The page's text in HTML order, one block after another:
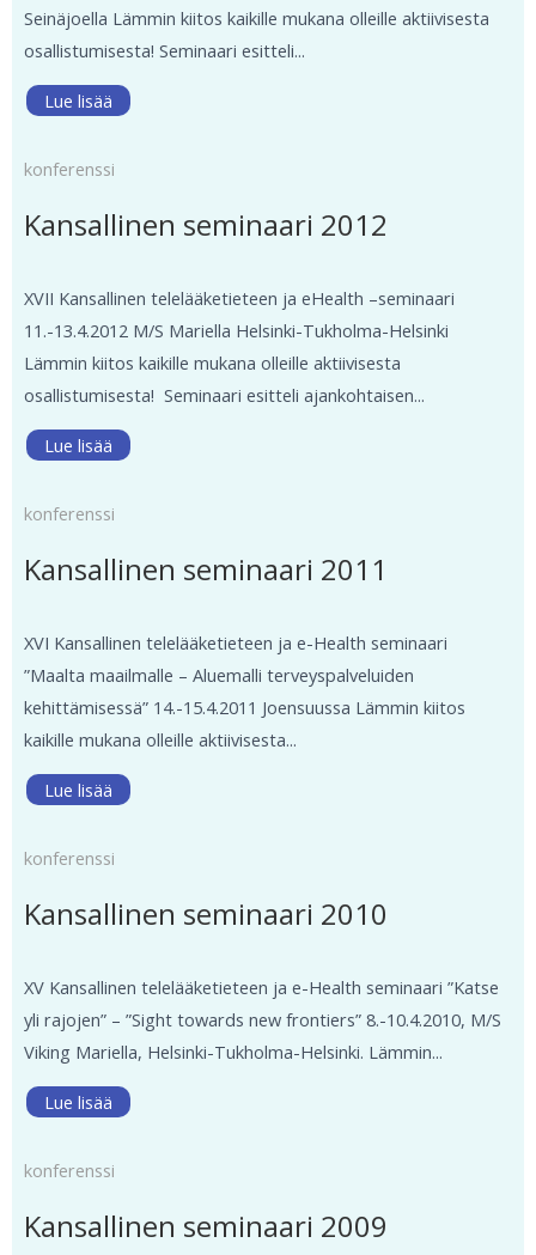
Seinäjoella Lämmin kiitos kaikille mukana olleille aktiivisesta
osallistumisesta! Seminaari esitteli...
Lue lisää
konferenssi
Kansallinen seminaari 2012
XVII Kansallinen telelääketieteen ja eHealth –seminaari
11.-13.4.2012 M/S Mariella Helsinki-Tukholma-Helsinki
Lämmin kiitos kaikille mukana olleille aktiivisesta
osallistumisesta! Seminaari esitteli ajankohtaisen...
Lue lisää
konferenssi
Kansallinen seminaari 2011
XVI Kansallinen telelääketieteen ja e-Health seminaari
”Maalta maailmalle – Aluemalli terveyspalveluiden
kehittämisessä” 14.-15.4.2011 Joensuussa Lämmin kiitos
kaikille mukana olleille aktiivisesta...
Lue lisää
konferenssi
Kansallinen seminaari 2010
XV Kansallinen telelääketieteen ja e-Health seminaari ”Katse
yli rajojen” – ”Sight towards new frontiers” 8.-10.4.2010, M/S
Viking Mariella, Helsinki-Tukholma-Helsinki. Lämmin...
Lue lisää
konferenssi
Kansallinen seminaari 2009